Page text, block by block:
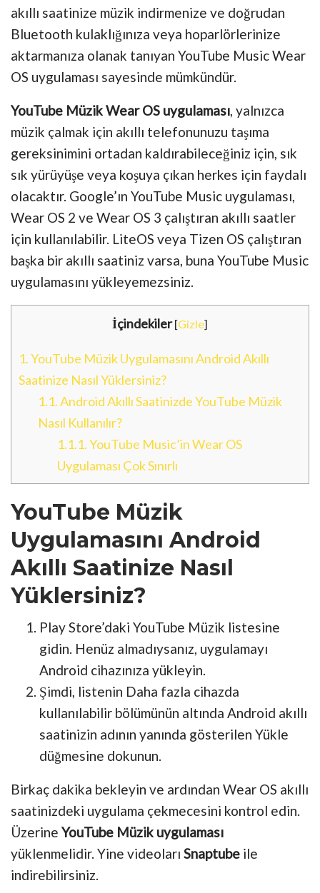
akıllı saatinize müzik indirmenize ve doğrudan
Bluetooth kulaklığınıza veya hoparlörlerinize
aktarmanıza olanak tanıyan YouTube Music Wear
OS uygulaması sayesinde mümkündür.
YouTube Müzik Wear OS uygulaması, yalnızca
müzik çalmak için akıllı telefonunuzu taşıma
gereksinimini ortadan kaldırabileceğiniz için, sık
sık yürüyüşe veya koşuya çıkan herkes için faydalı
olacaktır. Google’ın YouTube Music uygulaması,
Wear OS 2 ve Wear OS 3 çalıştıran akıllı saatler
için kullanılabilir. LiteOS veya Tizen OS çalıştıran
başka bir akıllı saatiniz varsa, buna YouTube Music
uygulamasını yükleyemezsiniz.
İçindekiler [Gizle]
1.YouTube Müzik Uygulamasını Android Akıllı
Saatinize Nasıl Yüklersiniz?
1.1.Android Akıllı Saatinizde YouTube Müzik
Nasıl Kullanılır?
1.1.1.YouTube Music’in Wear OS
Uygulaması Çok Sınırlı
YouTube Müzik
Uygulamasını Android
Akıllı Saatinize Nasıl
Yüklersiniz?
Play Store’daki YouTube Müzik listesine
gidin. Henüz almadıysanız, uygulamayı
Android cihazınıza yükleyin.
Şimdi, listenin Daha fazla cihazda
kullanılabilir bölümünün altında Android akıllı
saatinizin adının yanında gösterilen Yükle
düğmesine dokunun.
Birkaç dakika bekleyin ve ardından Wear OS akıllı
saatinizdeki uygulama çekmecesini kontrol edin.
Üzerine YouTube Müzik uygulaması
yüklenmelidir. Yine videoları Snaptube ile
indirebilirsiniz.